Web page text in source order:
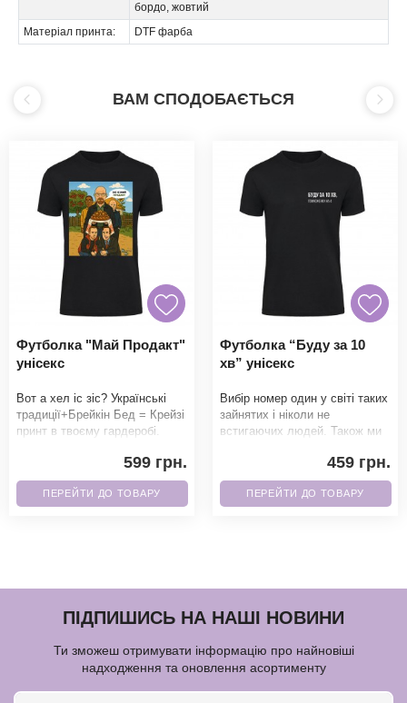
бордо, жовтий
Матеріал принта:
DTF фарба
ВАМ СПОДОБАЄТЬСЯ
Футболка "Май Продакт"
унісекс
Вот а хел іс зіс? Українські
традиції+Брейкін Бед = Крейзі
принт в твоєму гардеробі.
599 грн.
ПЕРЕЙТИ ДО ТОВАРУ
Футболка “Буду за 10
хв” унісекс
Вибір номер один у світі таких
зайнятих і ніколи не
встигаючих людей. Також ми
459 грн.
ПЕРЕЙТИ ДО ТОВАРУ
ПІДПИШИСЬ НА НАШІ НОВИНИ
Ти зможеш отримувати інформацію про найновіші
надходження та оновлення асортименту